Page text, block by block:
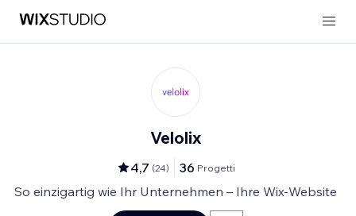
Velolix
4,7 (24) 36 Progetti
So einzigartig wie Ihr Unternehmen – Ihre Wix-Website